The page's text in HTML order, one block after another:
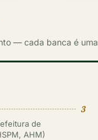
— cada banca é
3
de
AHM)